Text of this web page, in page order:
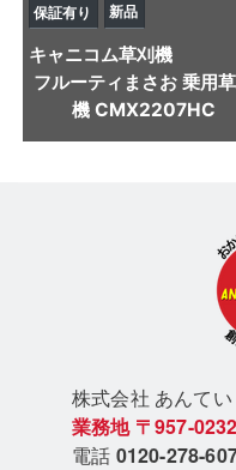
保証有り 新品
キャニコム草刈機
フルーティまさお 乗用
機 CMX2207HC
株式会社 あんてい
業務地 〒957-0232
電話 0120-278-